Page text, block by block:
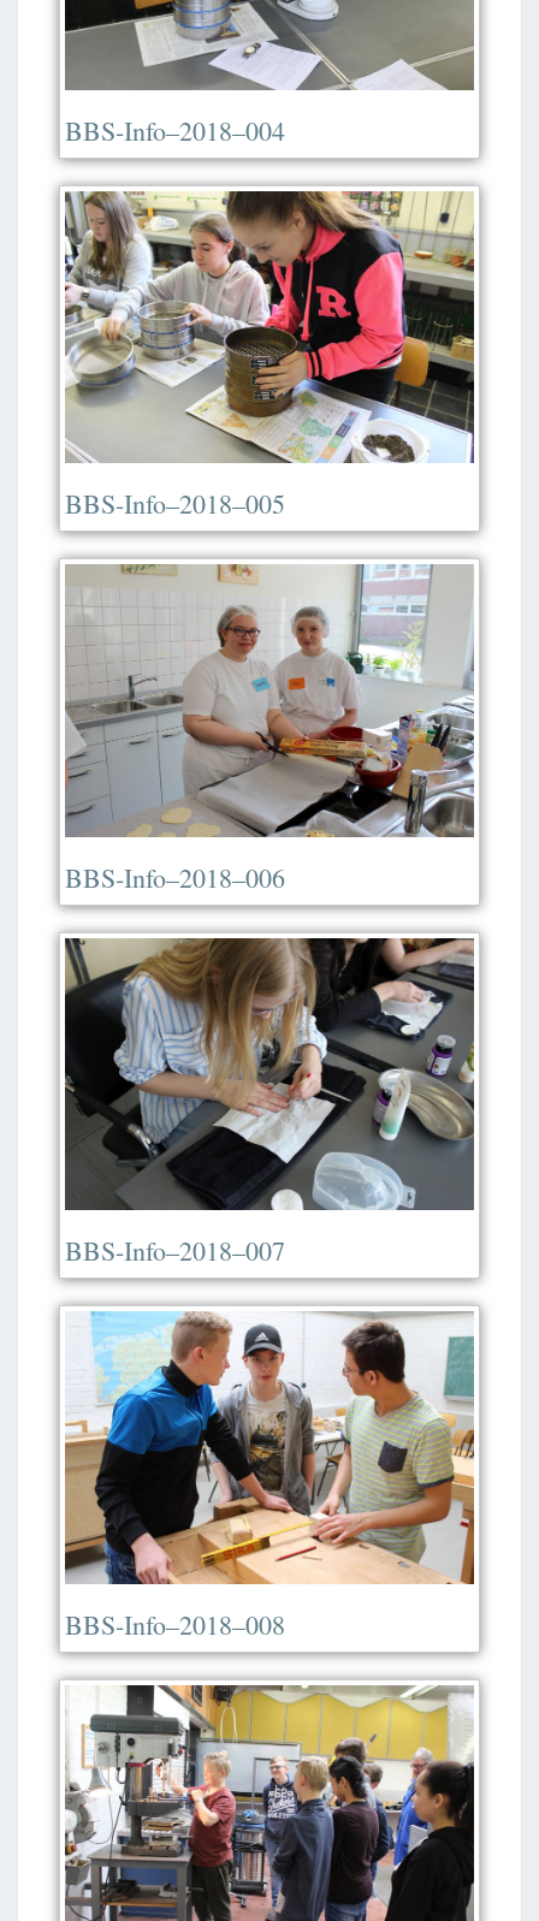
BBS-Info–2018–004
BBS-Info–2018–005
BBS-Info–2018–006
BBS-Info–2018–007
BBS-Info–2018–008